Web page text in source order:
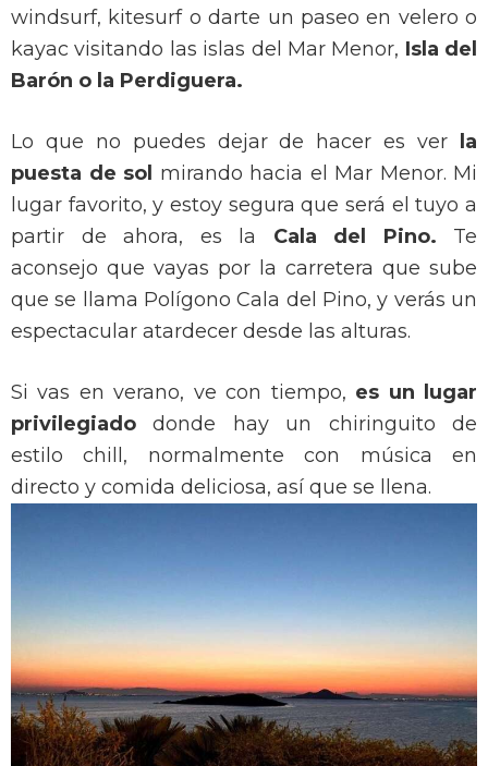
windsurf, kitesurf o darte un paseo en velero o
kayac visitando las islas del Mar Menor, Isla del
Barón o la Perdiguera.
Lo que no puedes dejar de hacer es ver la
puesta de sol mirando hacia el Mar Menor. Mi
lugar favorito, y estoy segura que será el tuyo a
partir de ahora, es la Cala del Pino. Te
aconsejo que vayas por la carretera que sube
que se llama Polígono Cala del Pino, y verás un
espectacular atardecer desde las alturas.
Si vas en verano, ve con tiempo, es un lugar
privilegiado donde hay un chiringuito de
estilo chill, normalmente con música en
directo y comida deliciosa, así que se llena.